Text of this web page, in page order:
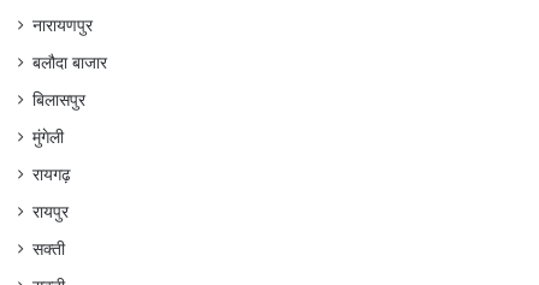
नारायणपुर
बलौदा बाजार
बिलासपुर
मुंगेली
रायगढ़
रायपुर
सक्ती